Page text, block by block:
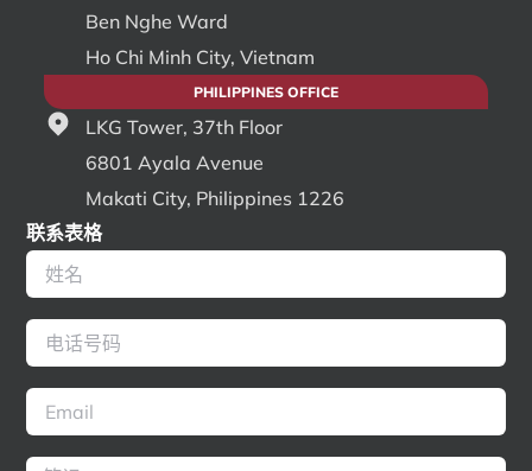
Ben Nghe Ward
Ho Chi Minh City, Vietnam
PHILIPPINES OFFICE
LKG Tower, 37th Floor
6801 Ayala Avenue
Makati City, Philippines 1226
联系表格